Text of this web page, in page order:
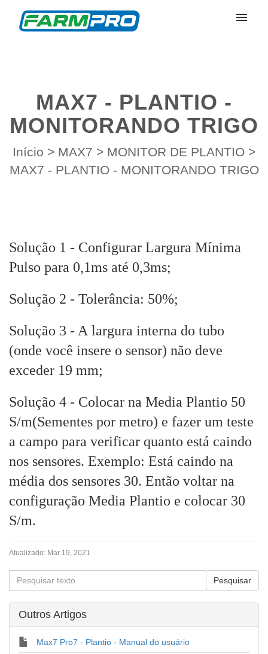
EntrarMAX7 - PLANTIO -
MONITORANDO TRIGO
Início > MAX7 > MONITOR DE PLANTIO >
MAX7 - PLANTIO - MONITORANDO TRIGO
Solução 1 - Configurar Largura Mínima
Pulso para 0,1ms até 0,3ms;
Solução 2 - Tolerância: 50%;
Solução 3 - A largura interna do tubo
(onde você insere o sensor) não deve
exceder 19 mm;
Solução 4 - Colocar na Media Plantio 50
S/m(Sementes por metro) e fazer um teste
a campo para verificar quanto está caindo
nos sensores. Exemplo: Está caindo na
média dos sensores 30. Então voltar na
configuração Media Plantio e colocar 30
S/m.
Atualizado: Mar 19, 2021
Outros Artigos
Max7 Pro7 - Plantio - Manual do usuário